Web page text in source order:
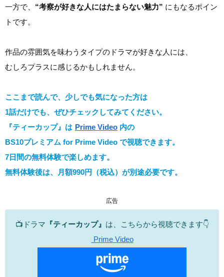
一方で、 “考察が好きな人にはたまらない魅力” にもなるポイン
トです。
作品の雰囲気を味わうタイプのドラマが好きな人には、
むしろプラスに感じるかもしれません。
ここまで読んで、少しでも気になった方は
1話だけでも、ぜひチェックしてみてください。
『ティーカップ』は Prime Video 内の
BS10プレミアム for Prime Video で視聴できます。
7日間の無料体験で楽しめます。
無料体験後は、月額990円（税込）が別途必要です。
広告
📺ドラマ 『ティーカップ』 は、こちらから視聴できます👇
Prime Video